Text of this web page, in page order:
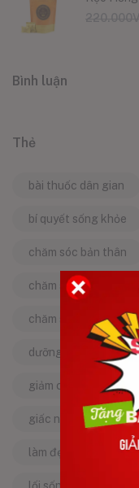
Bình luận
Thẻ
bài thuốc dân gian
bí quyết sống khỏe
chăm sóc bản thân
chăm sóc da
chăm sóc sức khỏe
dưỡng da tự nhiên
giảm căng thẳng
giấc ngủ ngon
làm đẹp từ bên trong